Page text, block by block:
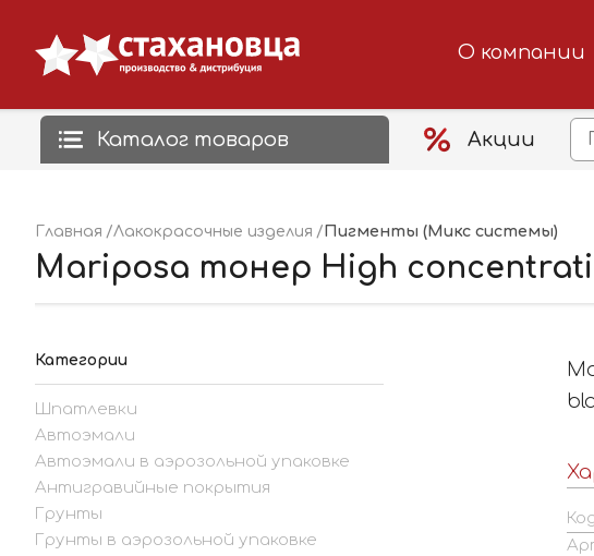
О компании
Каталог товаров Акции
Главная Лакокрасочные изделия Пигменты (Микс системы)
Mariposa тонер High
Категории
Шпатлевки
Автоэмали
Автоэмали в аэрозольной упаковке
Антигравийные покрытия
Грунты
Грунты в аэрозольной упаковке